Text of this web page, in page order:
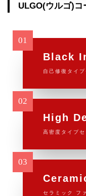
ULGO(ウルゴ)コ
Black
自己修復タイ
High
高密度タイプ
セラミック フ